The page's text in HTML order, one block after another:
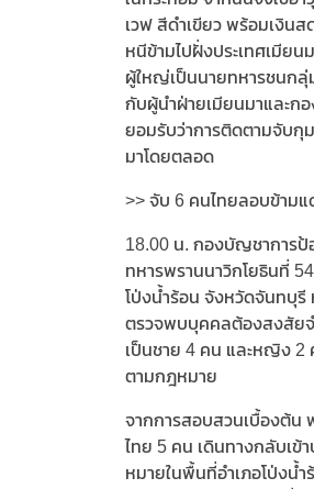
เวฟ สีดำเขียว พร้อมเงิน
หนีข้ามไปฝั่งประเทศเมีย
ผู้ใหญ่เป็นนายทหารชนกลุ่
กับผู้นำฝ่ายเมียนมาและก
ยอมรับว่าการติดตามจับกุ
มาโดยตลอด
>> จับ 6 คนไทยลอบข้าม
18.00 น. กองบัญชาการป้
ทหารพรานนาวิกโยธินที่
โป่งน้ำร้อน จังหวัดจันทบุรี
ตรวจพบบุคคลต้องสงสัยจ
เป็นชาย 4 คน และหญิง 2
ตามกฎหมาย
จากการสอบสวนเบื้องต้น
ไทย 5 คน เดินทางกลับเข้
หมายในพื้นที่อำเภอโป่งน้